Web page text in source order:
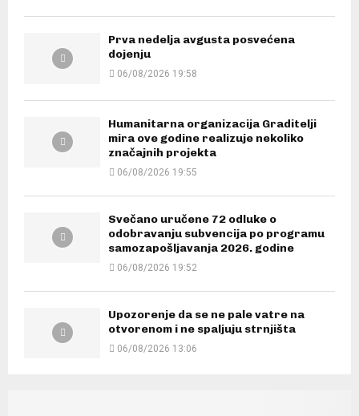
Prva nedelja avgusta posvećena
dojenju
06/08/2026 19:58
Humanitarna organizacija Graditelji
mira ove godine realizuje nekoliko
značajnih projekta
06/08/2026 19:55
Svečano uručene 72 odluke o
odobravanju subvencija po programu
samozapošljavanja 2026. godine
06/08/2026 19:52
Upozorenje da se ne pale vatre na
otvorenom i ne spaljuju strnjišta
06/08/2026 13:06